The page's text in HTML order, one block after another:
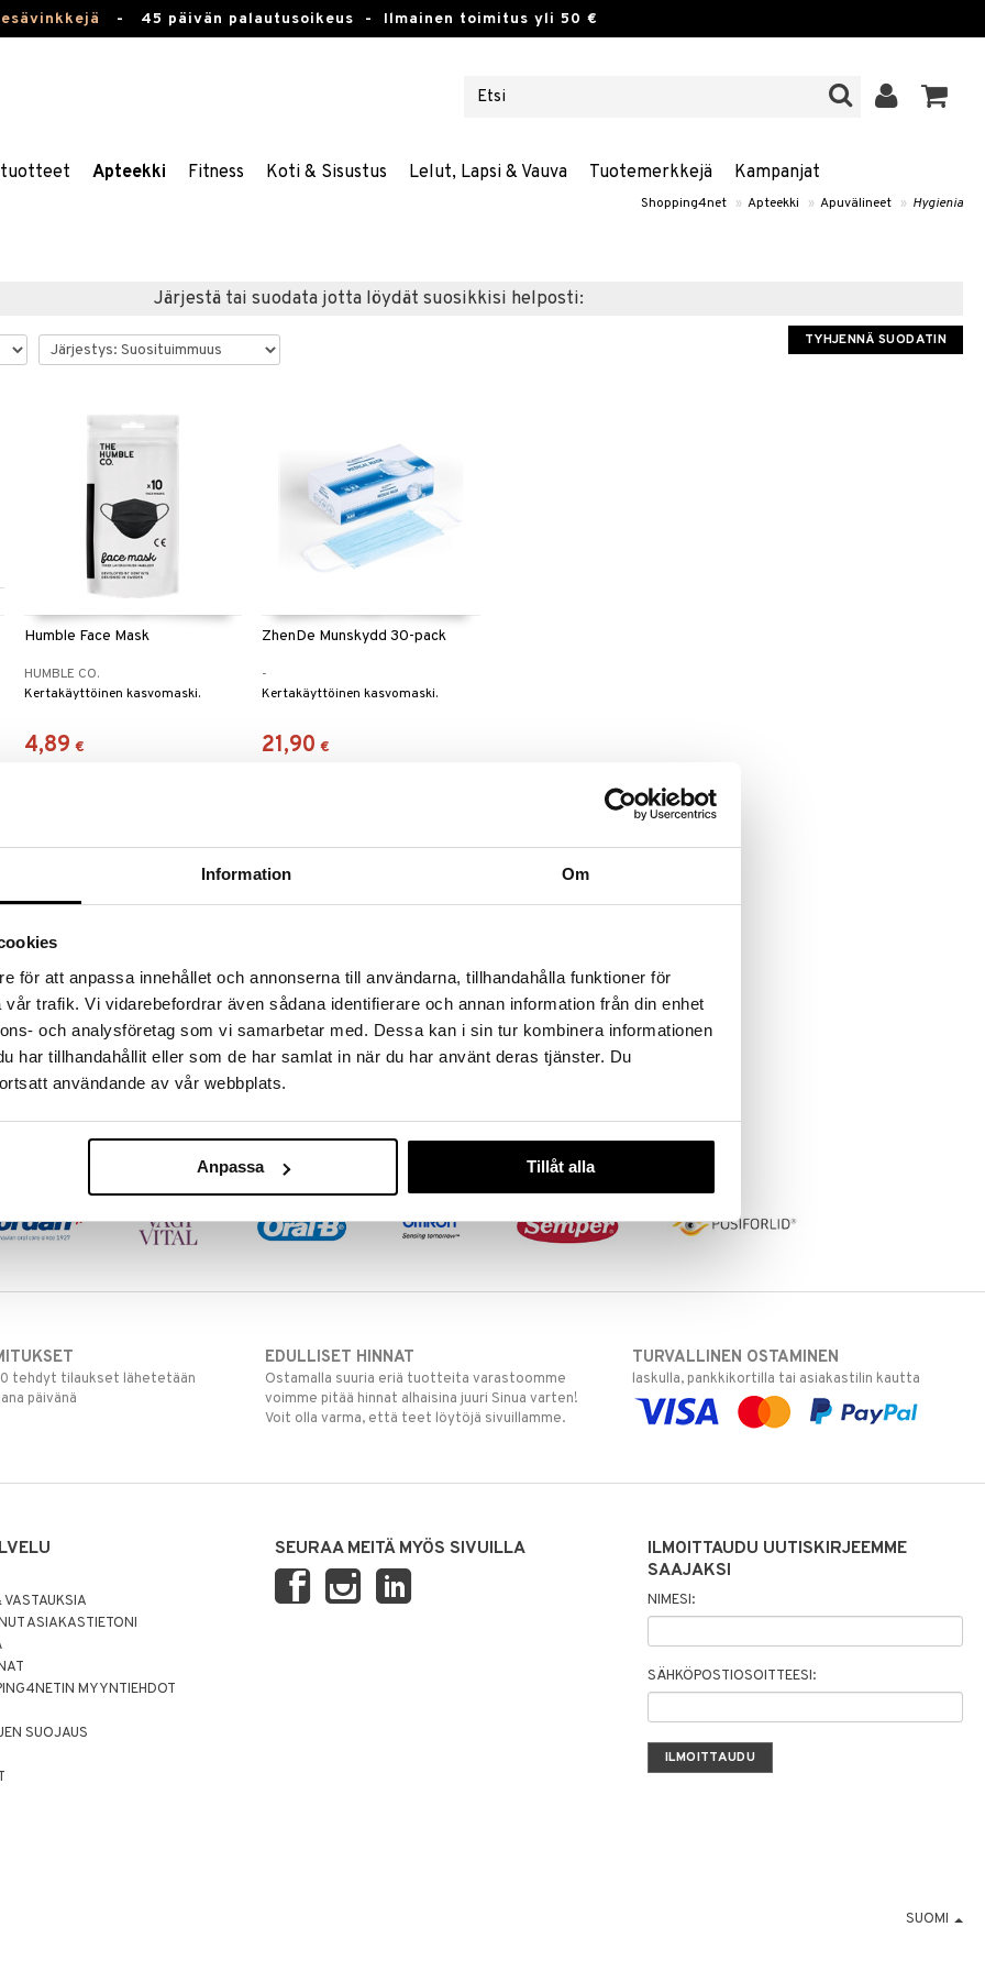
Information Om
för att anpassa innehållet och annonserna till användarna, tillhandahålla funktioner för
trafik. Vi vidarebefordrar även sådana identifierare och annan information från din enhet
och analysföretag som vi samarbetar med. Dessa kan i sin tur kombinera informationen
har tillhandahållit eller som de har samlat in när du har använt deras tjänster. Du
användande av vår webbplats.
Anpassa Tillåt alla
- 45 päivän palautusoikeus - Ilmainen toimitus yli 50 €
Apteekki Fitness Koti & Sisustus Lelut, Lapsi & Vauva Tuotemerkkejä Kampanjat
Shopping4net » Apteekki » Apuvälineet » Hygienia
Järjestä tai suodata jotta löydät suosikkisi helposti:
TYHJENNÄ SUODATIN
Humble Face Mask
HUMBLE CO.
Kertakäyttöinen kasvomaski.
4,89 €
ZhenDe Munskydd 30-pack
-
Kertakäyttöinen kasvomaski.
21,90 €
tehdyt tilaukset lähetetään
päivänä
EDULLISET HINNAT
Ostamalla suuria eriä tuotteita varastoomme
voimme pitää hinnat alhaisina juuri Sinua varten!
Voit olla varma, että teet löytöjä sivuillamme.
TURVALLINEN OSTAMINEN
laskulla, pankkikortilla tai asiakastilin kautta
ASIAKASTIETONI
MYYNTIEHDOT
SUOJAUS
SEURAA MEITÄ MYÖS SIVUILLA
ILMOITTAUDU UUTISKIRJEEMME
SAAJAKSI
NIMESI:
SÄHKÖPOSTIOSOITTEESI:
SUOMI